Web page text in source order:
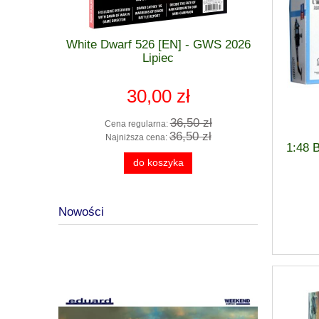
White Dwarf 526 [EN] - GWS 2026
Lipiec
30,00 zł
Cena regularna:36,50 zł
Najniższa cena:36,50 zł
do koszyka
Nowości
1:48